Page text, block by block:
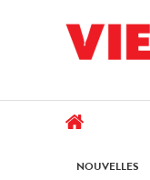
NOUVELLES